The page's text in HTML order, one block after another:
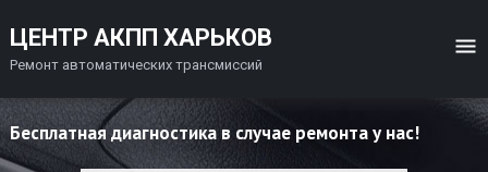
ЦЕНТР АКПП ХАРЬКОВ
Ремонт автоматических трансмиссий
Бесплатная диагностика в случае ремонта у нас!